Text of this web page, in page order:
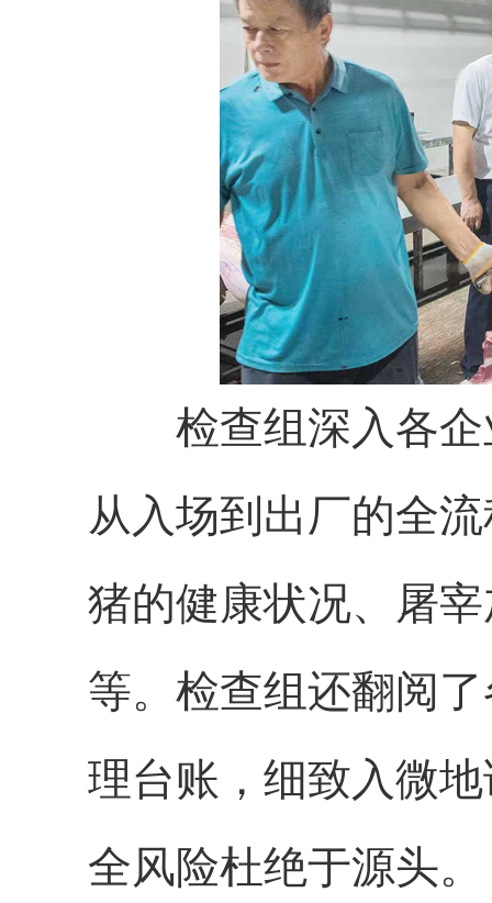
检查组深入各
从入场到出厂的全
猪的健康状况、屠
等。 检查组还翻阅
理台账，细致入微地
全风险杜绝于源头。